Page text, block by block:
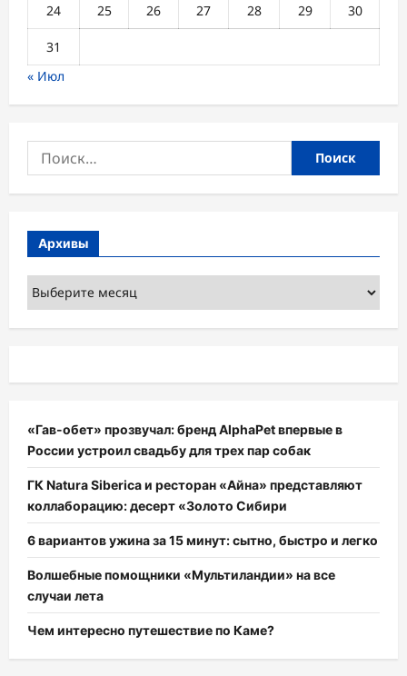
24 25 26 27 28 29 30
31
« Июл
Найти:
Архивы
Архивы
«Гав-обет» прозвучал: бренд AlphaPet впервые в
России устроил свадьбу для трех пар собак
ГК Natura Siberica и ресторан «Айна» представляют
коллаборацию: десерт «Золото Сибири
6 вариантов ужина за 15 минут: сытно, быстро и легко
Волшебные помощники «Мультиландии» на все
случаи лета
Чем интересно путешествие по Каме?